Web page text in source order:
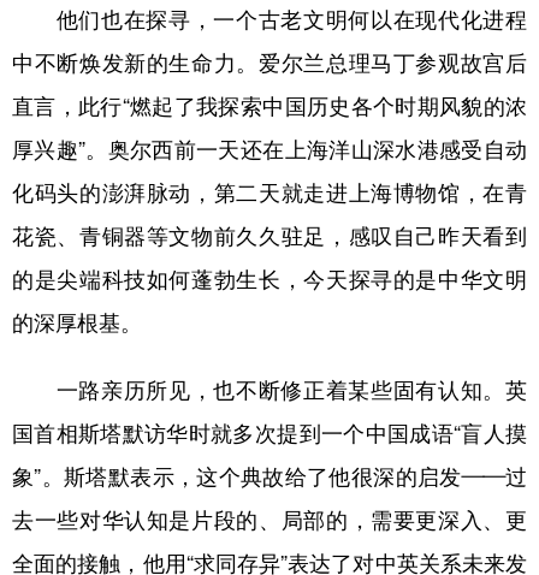
他们也在探寻，一个古老文明何以在现代化进程
中不断焕发新的生命力。爱尔兰总理马丁参观故宫后
直言，此行“燃起了我探索中国历史各个时期风貌的浓
厚兴趣”。奥尔西前一天还在上海洋山深水港感受自动
化码头的澎湃脉动，第二天就走进上海博物馆，在青
花瓷、青铜器等文物前久久驻足，感叹自己昨天看到
的是尖端科技如何蓬勃生长，今天探寻的是中华文明
的深厚根基。
一路亲历所见，也不断修正着某些固有认知。英
国首相斯塔默访华时就多次提到一个中国成语“盲人摸
象”。斯塔默表示，这个典故给了他很深的启发——过
去一些对华认知是片段的、局部的，需要更深入、更
全面的接触，他用“求同存异”表达了对中英关系未来发